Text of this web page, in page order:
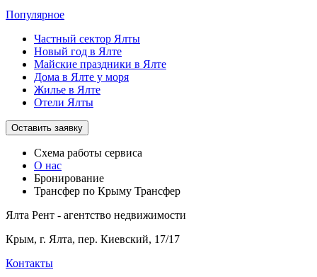
Популярное
Частный сектор Ялты
Новый год в Ялте
Майские праздники в Ялте
Дома в Ялте у моря
Жилье в Ялте
Отели Ялты
Оставить заявку
Схема работы сервиса
О нас
Бронирование
Трансфер по Крыму Трансфер
Ялта Рент - агентство недвижимости
Крым, г. Ялта, пер. Киевский, 17/17
Контакты